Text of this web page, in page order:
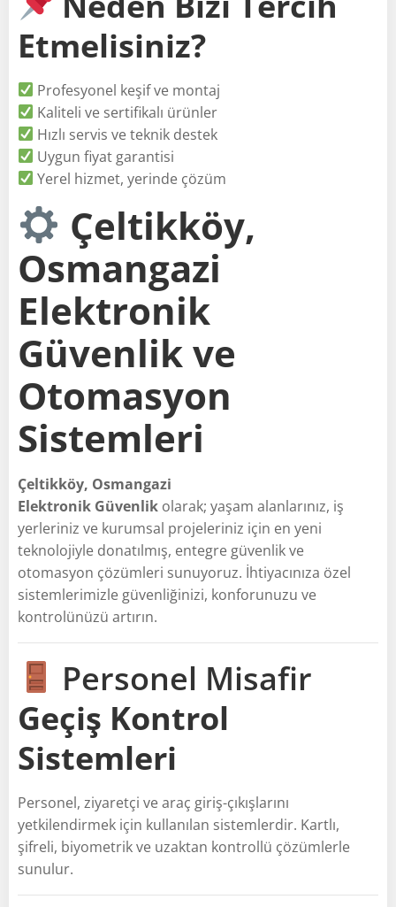
Etmelisiniz?
Profesyonel keşif ve montaj
Kaliteli ve sertifikalı ürünler
Hızlı servis ve teknik destek
Uygun fiyat garantisi
Yerel hizmet, yerinde çözüm
Çeltikköy,
Osmangazi
Elektronik
Güvenlik ve
Otomasyon
Sistemleri
Çeltikköy, Osmangazi
Elektronik Güvenlik olarak; yaşam alanlarınız, iş
yerleriniz ve kurumsal projeleriniz için en yeni
teknolojiyle donatılmış, entegre güvenlik ve
otomasyon çözümleri sunuyoruz. İhtiyacınıza özel
sistemlerimizle güvenliğinizi, konforunuzu ve
kontrolünüzü artırın.
Personel Misafir
Geçiş Kontrol
Sistemleri
Personel, ziyaretçi ve araç giriş-çıkışlarını
yetkilendirmek için kullanılan sistemlerdir. Kartlı,
şifreli, biyometrik ve uzaktan kontrollü çözümlerle
sunulur.